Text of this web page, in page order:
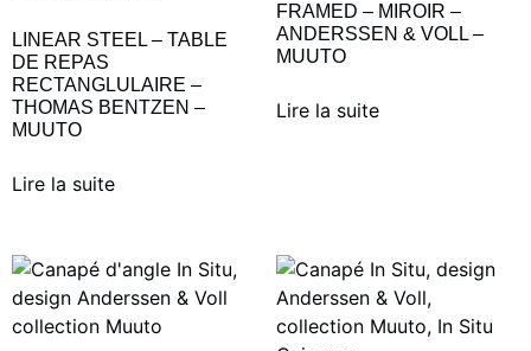
LINEAR STEEL – TABLE
DE REPAS
RECTANGLULAIRE –
THOMAS BENTZEN –
MUUTO
Lire la suite
FRAMED – MIROIR –
ANDERSSEN & VOLL –
MUUTO
Lire la suite